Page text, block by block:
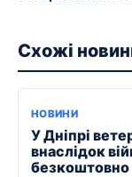
Схожі
НОВИНИ
У Дніпрі
внаслідок
безкоштовно